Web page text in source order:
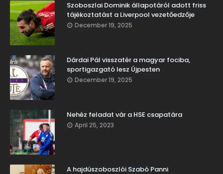
Szoboszlai Dominik állapotáról adott friss
tájékoztatást a Liverpool vezetőedzője
December 19, 2025
Dárdai Pál visszatér a magyar fociba,
sportigazgató lesz Újpesten
December 19, 2025
Nehéz feladat vár a HSE csapatára
April 25, 2023
A hajdúszoboszlói Szabó Panni